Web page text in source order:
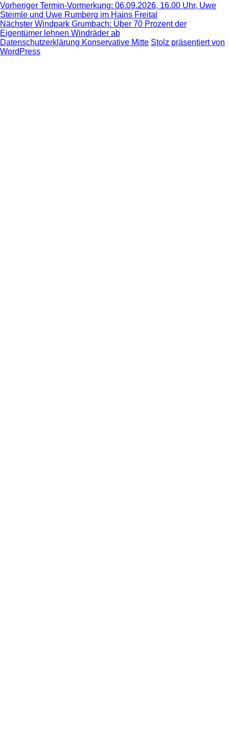
Beitragsnavigation
Vorheriger Vorheriger
Beitrag:
Termin-Vormerkung: 06.09.2026, 16.00 Uhr, Uwe
Steimle und Uwe Rumberg im Hains Freital
Nächster Nächster
Beitrag:
Windpark Grumbach: Über 70 Prozent der
Eigentümer lehnen Windräder ab
Datenschutzerklärung Konservative Mitte Stolz präsentiert von
WordPress